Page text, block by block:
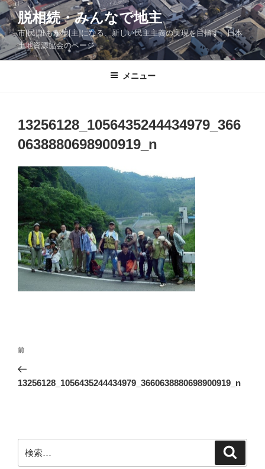
コ
ン
テ
ン
ツ
脱相続・みんなで地主
市[民]誰もが地[主]になる、新しい民主主義の実現を目指す、日本
土地資源協会のページ
メニュー
13256128_1056435244434979_366
0638880698900919_n
投
ナ
シ
ョ
前
の
投
前
13256128_1056435244434979_3660638880698900919_n
索: